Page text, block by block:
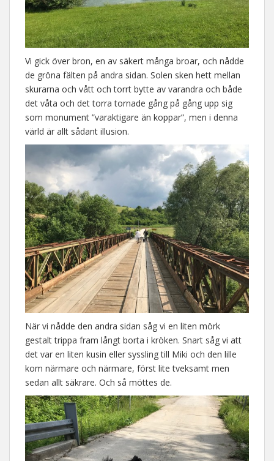
Vi gick över bron, en av säkert många broar, och nådde
de gröna fälten på andra sidan. Solen sken hett mellan
skurarna och vått och torrt bytte av varandra och både
det våta och det torra tornade gång på gång upp sig
som monument ”varaktigare än koppar”, men i denna
värld är allt sådant illusion.
När vi nådde den andra sidan såg vi en liten mörk
gestalt trippa fram långt borta i kröken. Snart såg vi att
det var en liten kusin eller syssling till Miki och den lille
kom närmare och närmare, först lite tveksamt men
sedan allt säkrare. Och så möttes de.